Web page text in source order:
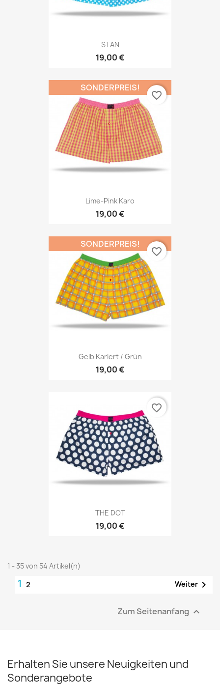
STAN
19,00 €
Lime-Pink Karo
19,00 €
SONDERPREIS!
favorite_border
Gelb Kariert / Grün
19,00 €
SONDERPREIS!
favorite_border
THE DOT
19,00 €
favorite_border
1 - 35 von 54 Artikel(n)
1 2 Weiter 
Zum Seitenanfang 
Erhalten Sie unsere Neuigkeiten und
Sonderangebote